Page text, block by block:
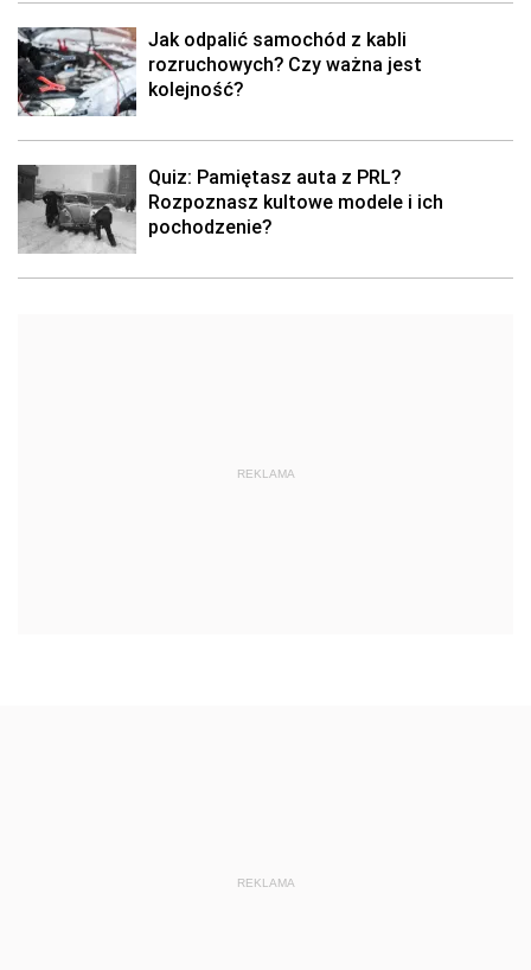
Jak odpalić samochód z kabli
rozruchowych? Czy ważna jest
kolejność?
Quiz: Pamiętasz auta z PRL?
Rozpoznasz kultowe modele i ich
pochodzenie?
REKLAMA
REKLAMA